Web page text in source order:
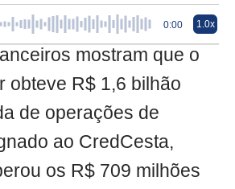
0:00 1.0x
mostram que o
obteve R$ 1,6 bilhão
de operações de
ao CredCesta,
os R$ 709 milhões